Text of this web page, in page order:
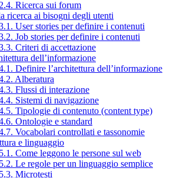
Ricerca sui forum
ricerca ai bisogni degli utenti
User stories per definire i contenuti
Job stories per definire i contenuti
Criteri di accettazione
dell’informazione
Definire l’architettura dell’informazione
Alberatura
Flussi di interazione
Sistemi di navigazione
Tipologie di contenuto (content type)
Ontologie e standard
Vocabolari controllati e tassonomie
e linguaggio
Come leggono le persone sul web
Le regole per un linguaggio semplice
Microtesti